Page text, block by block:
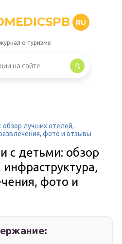
RU
о туризме
лучших отелей,
фото и отзывы
с детьми: обзор
фото и